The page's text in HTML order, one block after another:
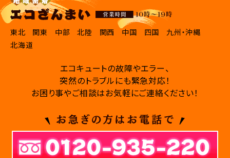
東北 関東 中部 北陸 関西 中国 四国
九州・沖縄
北海道
エコキュートの故障やエラー、
突然のトラブルにも緊急対応！
お困り事やご相談はお気軽にご連絡ください！